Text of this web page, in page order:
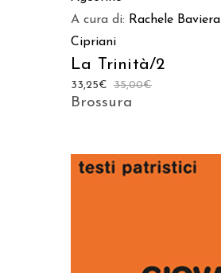
A cura di: Rachele Baviera
Cipriani
La Trinità/2
35,00€
33,25€
Brossura